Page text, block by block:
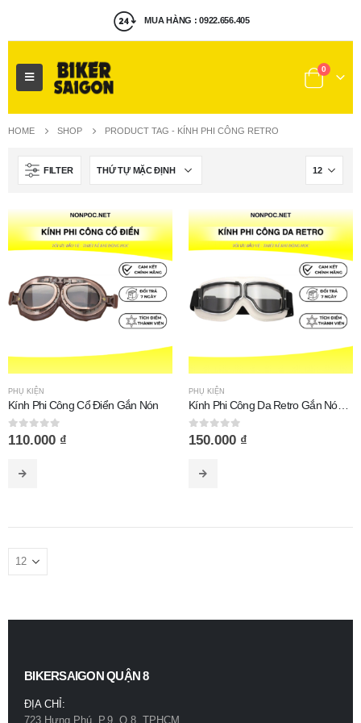
MUA HÀNG : 0922.656.405
0
HOME SHOP PRODUCT TAG - KÍNH PHI CÔNG RETRO
FILTER
PHỤ KIỆN
Kính Phi Công Cổ Điển Gắn Nón
0 out of 5
110.000 ₫
PHỤ KIỆN
Kính Phi Công Da Retro Gắn Nón Bảo Hiểm
0 out of 5
150.000 ₫
BIKERSAIGON QUẬN 8
ĐỊA CHỈ:
723 Hưng Phú, P.9, Q.8, TPHCM